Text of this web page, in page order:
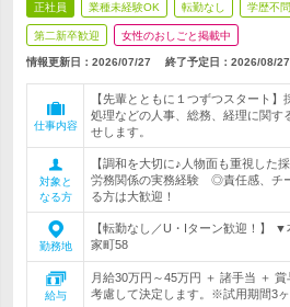
正社員 業種未経験OK 転勤なし 学歴不問
第二新卒歓迎 女性のおしごと掲載中
情報更新日：2026/07/27 終了予定日： 2026/08/27
仕事内容
【先輩とともに１つずつスタート
処理などの人事、総務、経理に関す
せします。
対象と
なる方
【調和を大切に♪人物面も重視した
労務関係の実務経験 ◎責任感、チ
る方は大歓迎！
勤務地
【転勤なし／U・Iターン歓迎！】
家町58
給与
月給30万円～45万円 ＋ 諸手当 ＋
考慮して決定します。※試用期間3